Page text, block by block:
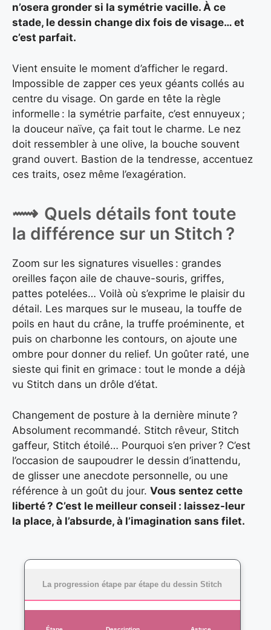
n’osera gronder si la symétrie vacille. À ce
stade, le dessin change dix fois de visage… et
c’est parfait.
Vient ensuite le moment d’afficher le regard.
Impossible de zapper ces yeux géants collés au
centre du visage. On garde en tête la règle
informelle : la symétrie parfaite, c’est ennuyeux ;
la douceur naïve, ça fait tout le charme. Le nez
doit ressembler à une olive, la bouche souvent
grand ouvert. Bastion de la tendresse, accentuez
ces traits, osez même l’exagération.
Quels détails font toute
la différence sur un Stitch ?
Zoom sur les signatures visuelles : grandes
oreilles façon aile de chauve-souris, griffes,
pattes potelées… Voilà où s’exprime le plaisir du
détail. Les marques sur le museau, la touffe de
poils en haut du crâne, la truffe proéminente, et
puis on charbonne les contours, on ajoute une
ombre pour donner du relief. Un goûter raté, une
sieste qui finit en grimace : tout le monde a déjà
vu Stitch dans un drôle d’état.
Changement de posture à la dernière minute ?
Absolument recommandé. Stitch rêveur, Stitch
gaffeur, Stitch étoilé… Pourquoi s’en priver ? C’est
l’occasion de saupoudrer le dessin d’inattendu,
de glisser une anecdote personnelle, ou une
référence à un goût du jour. Vous sentez cette
liberté ? C’est le meilleur conseil : laissez-leur
la place, à l’absurde, à l’imagination sans filet.
La progression étape par étape du dessin Stitch